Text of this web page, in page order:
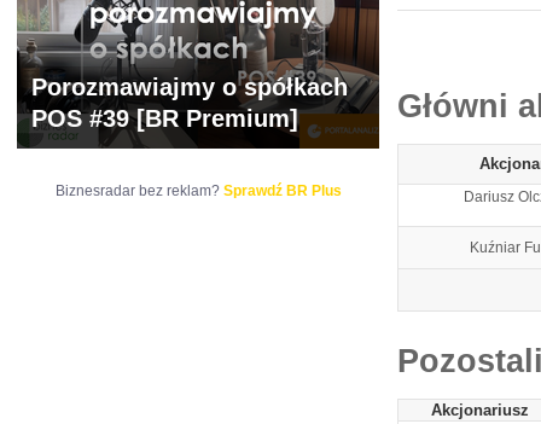
Główni
Dariusz
Kuźniar
Akcjonariusz
Porozmawiajmy o spółkach
POS #39 [BR Premium]
Biznesradar bez reklam? Sprawdź BR Plus